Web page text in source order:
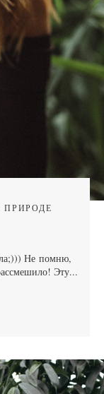
Не помню,
Эту...